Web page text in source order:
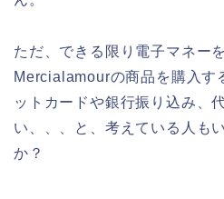
ただ、できる限り電子マネー
Mercialamourの商品を購入す
ットカードや銀行振り込み、
い、、、と、考えている人も
か？